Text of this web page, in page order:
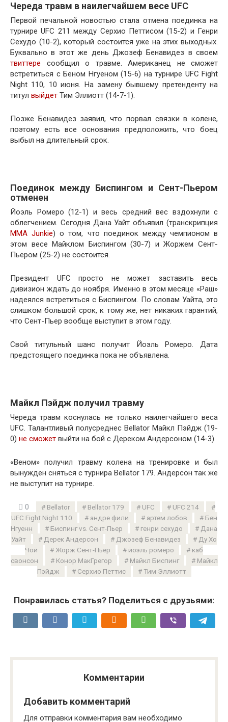
Череда травм в наилегчайшем весе UFC
Первой печальной новостью стала отмена поединка на
турнире UFC 211 между Серхио Петтисом (15-2) и Генри
Сехудо (10-2), который состоится уже на этих выходных.
Буквально в этот же день Джозеф Бенавидез в своем
твиттере сообщил о травме. Американец не сможет
встретиться с Беном Нгуеном (15-6) на турнире UFC Fight
Night 110, 10 июня. На замену бывшему претенденту на
титул выйдет Тим Эллиотт (14-7-1).
Позже Бенавидез заявил, что порвал связки в колене,
поэтому есть все основания предположить, что боец
выбыл на длительный срок.
Поединок между Биспингом и Сент-Пьером
отменен
Йоэль Ромеро (12-1) и весь средний вес вздохнули с
облегчением. Сегодня Дана Уайт объявил (транскрипция
MMA Junkie) о том, что поединок между чемпионом в
этом весе Майклом Биспингом (30-7) и Жоржем Сент-
Пьером (25-2) не состоится.
Президент UFC просто не может заставить весь
дивизион ждать до ноября. Именно в этом месяце «Раш»
надеялся встретиться с Биспингом. По словам Уайта, это
слишком большой срок, к тому же, нет никаких гарантий,
что Сент-Пьер вообще выступит в этом году.
Свой титульный шанс получит Йоэль Ромеро. Дата
предстоящего поединка пока не объявлена.
Майкл Пэйдж получил травму
Череда травм коснулась не только наилегчайшего веса
UFC. Талантливый полусреднес Bellator Майкл Пэйдж (19-
0) не сможет выйти на бой с Дереком Андерсоном (14-3).
«Веном» получил травму колена на тренировке и был
вынужден сняться с турнира Bellator 179. Андерсон так же
не выступит на турнире.
0 Bellator Bellator 179 UFC
UFC 214
UFC Fight Night 110
андре фили артем лобов
Бен
Нгуенн
Биспинг vs. Сент-Пьер генри сехудо
Дана
Уайт
Дерек Андерсон Джозеф Бенавидез
Ду Хо
Чой
Жорж Сент-Пьер йоэль ромеро
каб
свонсон
Конор МакГрегор Майкл Биспинг
Майкл
Пэйдж
Серхио Петтис Тим Эллиотт
Понравилась статья? Поделиться с друзьями:
Комментарии
Добавить комментарий
Для отправки комментария вам необходимо